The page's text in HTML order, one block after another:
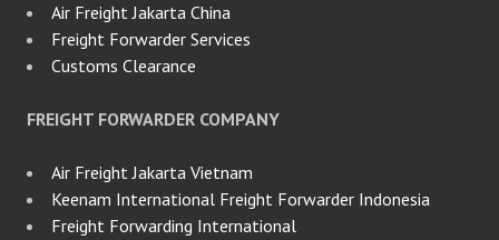
Air Freight Jakarta China
Freight Forwarder Services
Customs Clearance
FREIGHT FORWARDER COMPANY
Air Freight Jakarta Vietnam
Keenam International Freight Forwarder Indonesia
Freight Forwarding International